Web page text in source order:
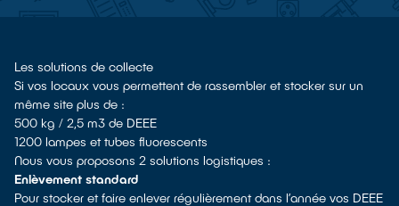
Les solutions de collecte
Si vos locaux vous permettent de rassembler et stocker sur un
même site plus de :
500 kg / 2,5 m3 de DEEE
1200 lampes et tubes fluorescents
Nous vous proposons 2 solutions logistiques :
Enlèvement standard
Pour stocker et faire enlever régulièrement dans l’année vos DEEE